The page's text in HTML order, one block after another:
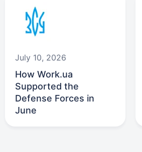
July 10, 2026
How Work.ua
Supported the
Defense Forces in
June